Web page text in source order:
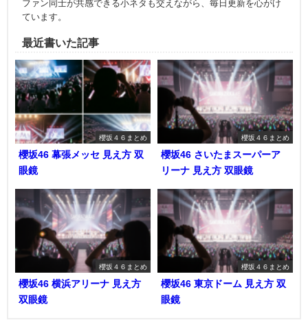
ファン同士が共感できる小ネタも交えながら、毎日更新を心がけ
ています。
最近書いた記事
櫻坂４６まとめ
櫻坂46 幕張メッセ 見え方 双
眼鏡
櫻坂４６まとめ
櫻坂46 さいたまスーパーア
リーナ 見え方 双眼鏡
櫻坂４６まとめ
櫻坂46 横浜アリーナ 見え方
双眼鏡
櫻坂４６まとめ
櫻坂46 東京ドーム 見え方 双
眼鏡